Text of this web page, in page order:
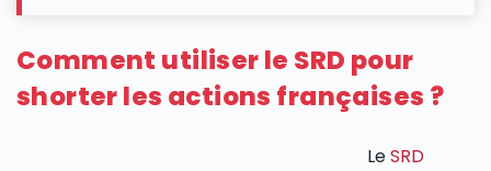
Comment utiliser le SRD pour
shorter les actions françaises ?
LeSRD